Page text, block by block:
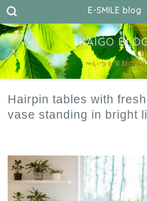
E-SMILE blog
KAIGO
〜いつも笑顔で〜
Hairpin tables with
vase standing in bright li